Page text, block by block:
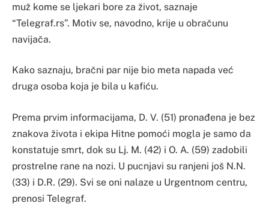
muž kome se ljekari bore za život, saznaje
“Telegraf.rs”. Motiv se, navodno, krije u obračunu
navijača.
Kako saznaju, bračni par nije bio meta napada već
druga osoba koja je bila u kafiću.
Prema prvim informacijama, D. V. (51) pronađena je bez
znakova života i ekipa Hitne pomoći mogla je samo da
konstatuje smrt, dok su Lj. M. (42) i O. A. (59) zadobili
prostrelne rane na nozi. U pucnjavi su ranjeni još N.N.
(33) i D.R. (29). Svi se oni nalaze u Urgentnom centru,
prenosi Telegraf.